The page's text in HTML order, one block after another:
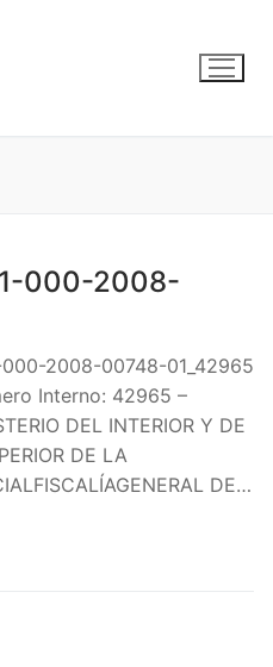
000-2008-
2008-00748-01_42965
Interno: 42965 –
DEL INTERIOR Y DE
DE LA
DE…